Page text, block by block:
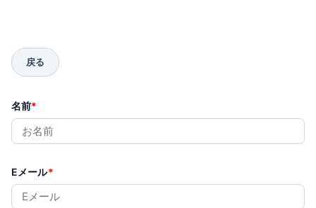
名前*
Eメール*